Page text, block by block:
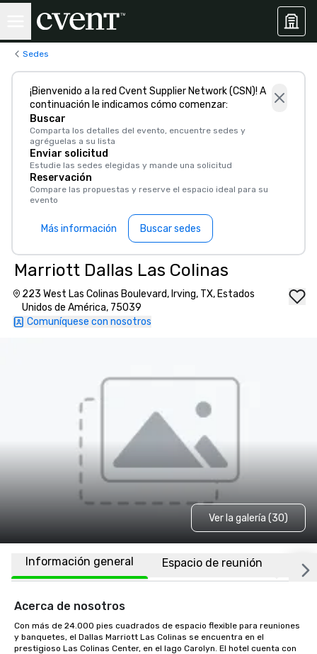
Sedes
¡Bienvenido a la red Cvent Supplier Network (CSN)! A
continuación le indicamos cómo comenzar:
Buscar
Comparta los detalles del evento, encuentre sedes y
agréguelas a su lista
Enviar solicitud
Estudie las sedes elegidas y mande una solicitud
Reservación
Compare las propuestas y reserve el espacio ideal para su
evento
Más información Buscar sedes
Marriott Dallas Las Colinas
223 West Las Colinas Boulevard, Irving, TX, Estados
Unidos de América, 75039
Comuníquese con nosotros
Ver la galería (30)
Información general Espacio de reunión
Acerca de nosotros
Con más de 24.000 pies cuadrados de espacio flexible para reuniones
y banquetes, el Dallas Marriott Las Colinas se encuentra en el
prestigioso Las Colinas Center, en el lago Carolyn. El hotel cuenta con